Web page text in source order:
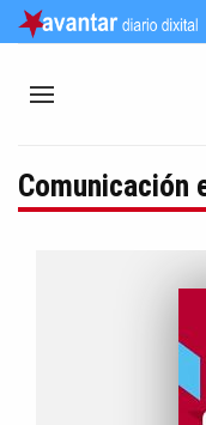
Comunicación